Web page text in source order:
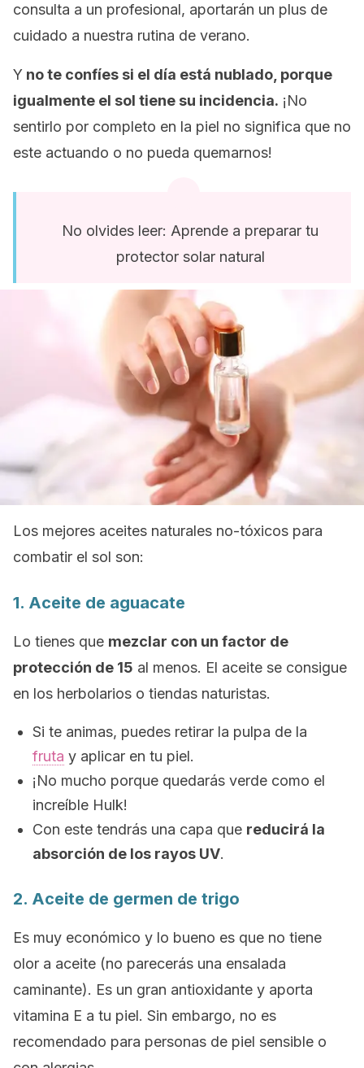
consulta a un profesional, aportarán un plus de
cuidado a nuestra rutina de verano.
Y no te confíes si el día está nublado, porque
igualmente el sol tiene su incidencia. ¡No
sentirlo por completo en la piel no significa que no
este actuando o no pueda quemarnos!
No olvides leer: Aprende a preparar tu
protector solar natural
Los mejores aceites naturales no-tóxicos para
combatir el sol son:
1. Aceite de aguacate
Lo tienes que mezclar con un factor de
protección de 15 al menos. El aceite se consigue
en los herbolarios o tiendas naturistas.
Si te animas, puedes retirar la pulpa de la
fruta y aplicar en tu piel.
¡No mucho porque quedarás verde como el
increíble Hulk!
Con este tendrás una capa que reducirá la
absorción de los rayos UV.
2. Aceite de germen de trigo
Es muy económico y lo bueno es que no tiene
olor a aceite (no parecerás una ensalada
caminante). Es un gran antioxidante y aporta
vitamina E a tu piel. Sin embargo, no es
recomendado para personas de piel sensible o